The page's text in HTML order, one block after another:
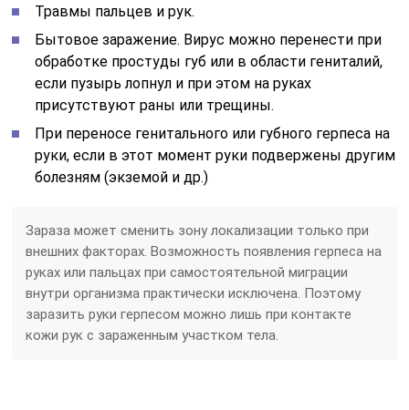
Травмы пальцев и рук.
Бытовое заражение. Вирус можно перенести при
обработке простуды губ или в области гениталий,
если пузырь лопнул и при этом на руках
присутствуют раны или трещины.
При переносе генитального или губного герпеса на
руки, если в этот момент руки подвержены другим
болезням (экземой и др.)
Зараза может сменить зону локализации только при
внешних факторах. Возможность появления герпеса на
руках или пальцах при самостоятельной миграции
внутри организма практически исключена. Поэтому
заразить руки герпесом можно лишь при контакте
кожи рук с зараженным участком тела.